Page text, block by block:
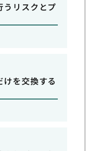
うリスクとプ
けを交換する